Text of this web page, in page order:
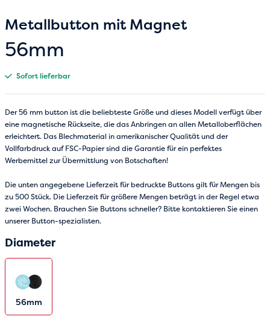
Metallbutton mit Magnet
56mm
Sofort lieferbar
Der 56 mm button ist die beliebteste Größe und dieses Modell verfügt über
eine magnetische Rückseite, die das Anbringen an allen Metalloberflächen
erleichtert. Das Blechmaterial in amerikanischer Qualität und der
Vollfarbdruck auf FSC-Papier sind die Garantie für ein perfektes
Werbemittel zur Übermittlung von Botschaften!
Die unten angegebene Lieferzeit für bedruckte Buttons gilt für Mengen bis
zu 500 Stück. Die Lieferzeit für größere Mengen beträgt in der Regel etwa
zwei Wochen. Brauchen Sie Buttons schneller? Bitte kontaktieren Sie einen
unserer Button-spezialisten.
Diameter
56mm